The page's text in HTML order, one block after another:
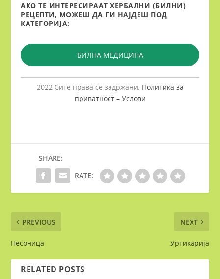
АКО ТЕ ИНТЕРЕСИРААТ ХЕРБАЛНИ (БИЛНИ)
РЕЦЕПТИ, МОЖЕШ ДА ГИ НАЈДЕШ ПОД
КАТЕГОРИЈА:
БИЛНА МЕДИЦИНА
2022 Сите права се задржани. Политика за
приватност – Услови
SHARE:
RATE:
PREVIOUS
Несоница
NEXT
Уртикарија
RELATED POSTS